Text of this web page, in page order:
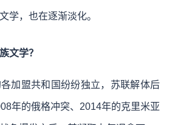
学，也在逐渐淡化。
文学？
加盟共和国纷纷独立，苏联解体后
年的俄格冲突、2014年的克里米亚